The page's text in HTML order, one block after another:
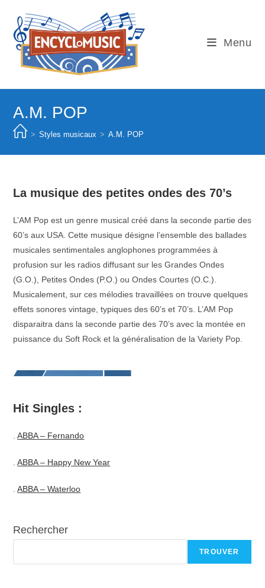
content
Menu
A.M. POP
> Styles musicaux > A.M. POP
La musique des petites ondes des 70’s
L’AM Pop est un genre musical créé dans la seconde partie des
60’s aux USA. Cette musique désigne l’ensemble des ballades
musicales sentimentales anglophones programmées à
profusion sur les radios diffusant sur les Grandes Ondes
(G.O.), Petites Ondes (P.O.) ou Ondes Courtes (O.C.).
Musicalement, sur ces mélodies travaillées on trouve quelques
effets sonores vintage, typiques des 60’s et 70’s. L’AM Pop
disparaitra dans la seconde partie des 70’s avec la montée en
puissance du Soft Rock et la généralisation de la Variety Pop.
Hit Singles :
.ABBA – Fernando
.ABBA – Happy New Year
.ABBA – Waterloo
Rechercher
TROUVER